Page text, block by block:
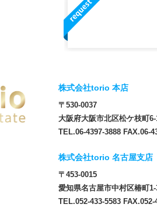
株式会社torio 本店
〒530-0037
大阪府大阪市北区松ケ枝町
TEL.06-4397-3888 FAX.06-
株式会社torio 名古屋支店
〒453-0015
愛知県名古屋市中村区椿町
TEL.052-433-5583 FAX.052-